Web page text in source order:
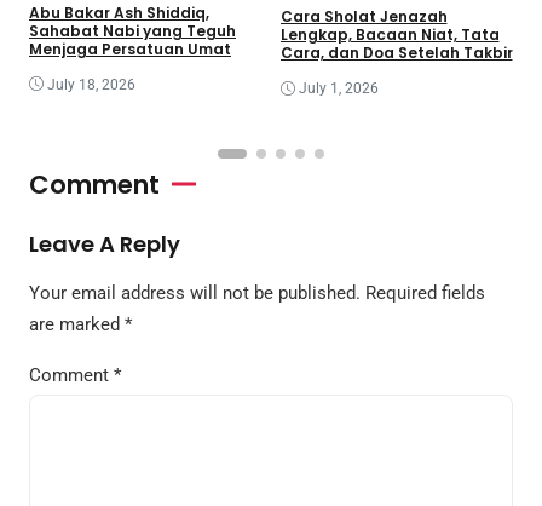
Abu Bakar Ash Shiddiq,
Sahabat Nabi yang Teguh
Menjaga Persatuan Umat
July 18, 2026
Cara Sholat Jenazah
Lengkap, Bacaan Niat, Tata
Cara, dan Doa Setelah Takbir
July 1, 2026
Comment
Leave A Reply
Your email address will not be published. Required fields
are marked *
Comment *